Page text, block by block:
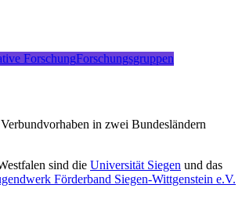
ForschungForschungsgruppen
in zwei Bundesländern
sind die Universität Siegen und das
Förderband Siegen-Wittgenstein e.V.